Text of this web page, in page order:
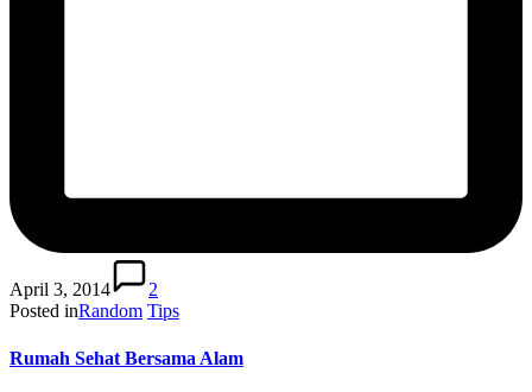
April 3, 2014
2
Posted inRandom Tips
Rumah Sehat Bersama Alam